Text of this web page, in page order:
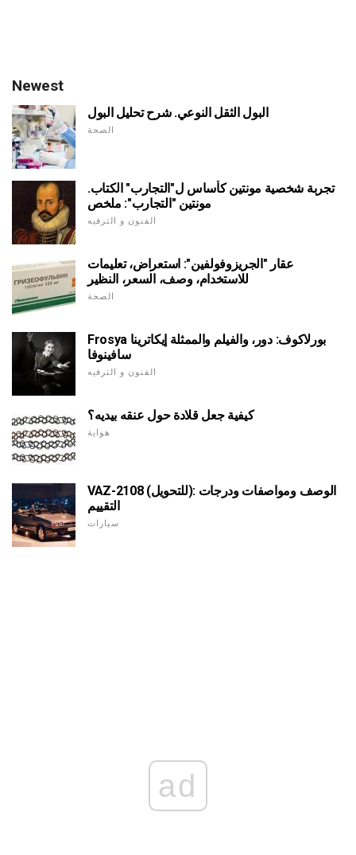
Newest
البول الثقل النوعي. شرح تحليل البول
الصحة
تجربة شخصية مونتين كأساس ل"التجارب" الكتاب.
مونتين "التجارب": ملخص
الفنون و الترفيه
عقار "الجريزوفولفين": استعراض، تعليمات
للاستخدام، وصف، السعر، النظير
الصحة
Frosya بورلاكوف: دور، والفيلم والممثلة إيكاترينا
سافينوفا
الفنون و الترفيه
كيفية جعل قلادة حول عنقه بيديه؟
هواية
VAZ-2108 (للتحويل): الوصف ومواصفات ودرجات
التقييم
سيارات
ad